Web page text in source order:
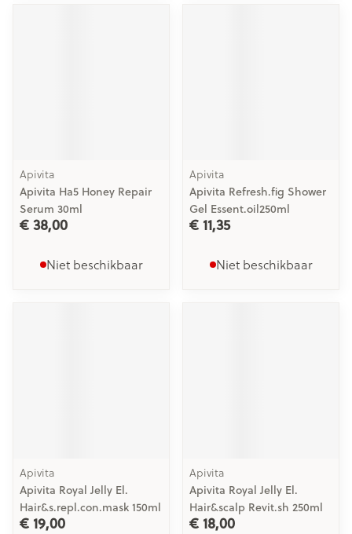
Apivita
Apivita Ha5 Honey Repair
Serum 30ml
€ 38,00
Niet beschikbaar
Apivita
Apivita Refresh.fig Shower
Gel Essent.oil250ml
€ 11,35
Niet beschikbaar
Apivita
Apivita Royal Jelly El.
Hair&s.repl.con.mask 150ml
€ 19,00
Apivita
Apivita Royal Jelly El.
Hair&scalp Revit.sh 250ml
€ 18,00